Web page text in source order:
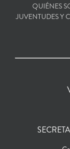
QUIÉNES
JUVENTUDES Y